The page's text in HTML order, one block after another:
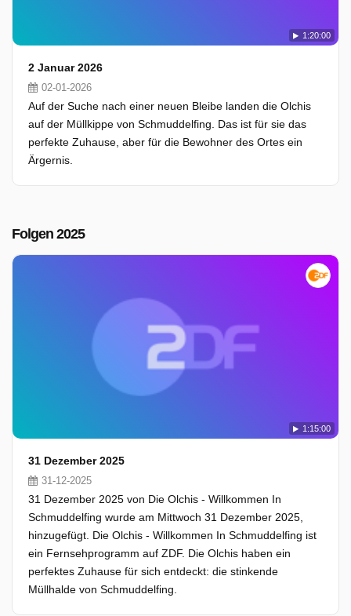
1:20:00
2 Januar 2026
02-01-2026
Auf der Suche nach einer neuen Bleibe landen die Olchis
auf der Müllkippe von Schmuddelfing. Das ist für sie das
perfekte Zuhause, aber für die Bewohner des Ortes ein
Ärgernis.
Folgen 2025
1:15:00
31 Dezember 2025
31-12-2025
31 Dezember 2025 von Die Olchis - Willkommen In
Schmuddelfing wurde am Mittwoch 31 Dezember 2025,
hinzugefügt. Die Olchis - Willkommen In Schmuddelfing ist
ein Fernsehprogramm auf ZDF. Die Olchis haben ein
perfektes Zuhause für sich entdeckt: die stinkende
Müllhalde von Schmuddelfing.